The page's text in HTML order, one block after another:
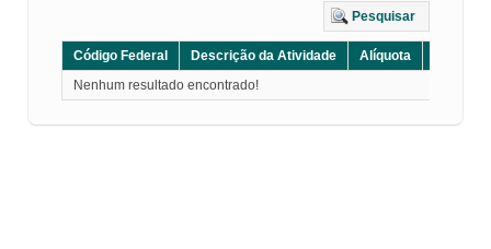
Pesquisar
Código Federal Descrição da Atividade Alíquota
Nenhum resultado encontrado!